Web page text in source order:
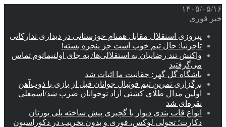
۱۴۰۵/۰۵/۱۶
خبر فوری
پیروزی استقلال مقابل همنام خوزستانی در دیداری تدارکاتی
تاجرنیا: حال تیم خوب است جز پنجره بسته!
واکنش تند رضاییان به استقلالی‌ها/ به جای اولتیماتوم تماس
می‌گرفتید
باشگاه گل گهر: حقانیت ما اثبات شد
برگزاری تمرین تیم فوتبال جوانان قبل از بازی با ذوب‌آهن
اولین مدال طلای کشتی آزاد نوجوانان ضرب شد/اسمعلی
نقره‌ای شد
انواع قاب بندی دیوار با گچبری پیش ساخته پلی یورتان
دکارت؛ تحولی لوکس، فوری و بدون تخریب در دکوراسیون